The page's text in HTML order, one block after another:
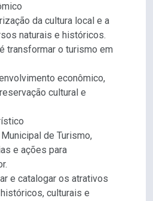
da cultura local e a
naturais e históricos.
transformar o turismo em
econômico,
cultural e
de Turismo,
e ações para
e catalogar os atrativos
culturais e